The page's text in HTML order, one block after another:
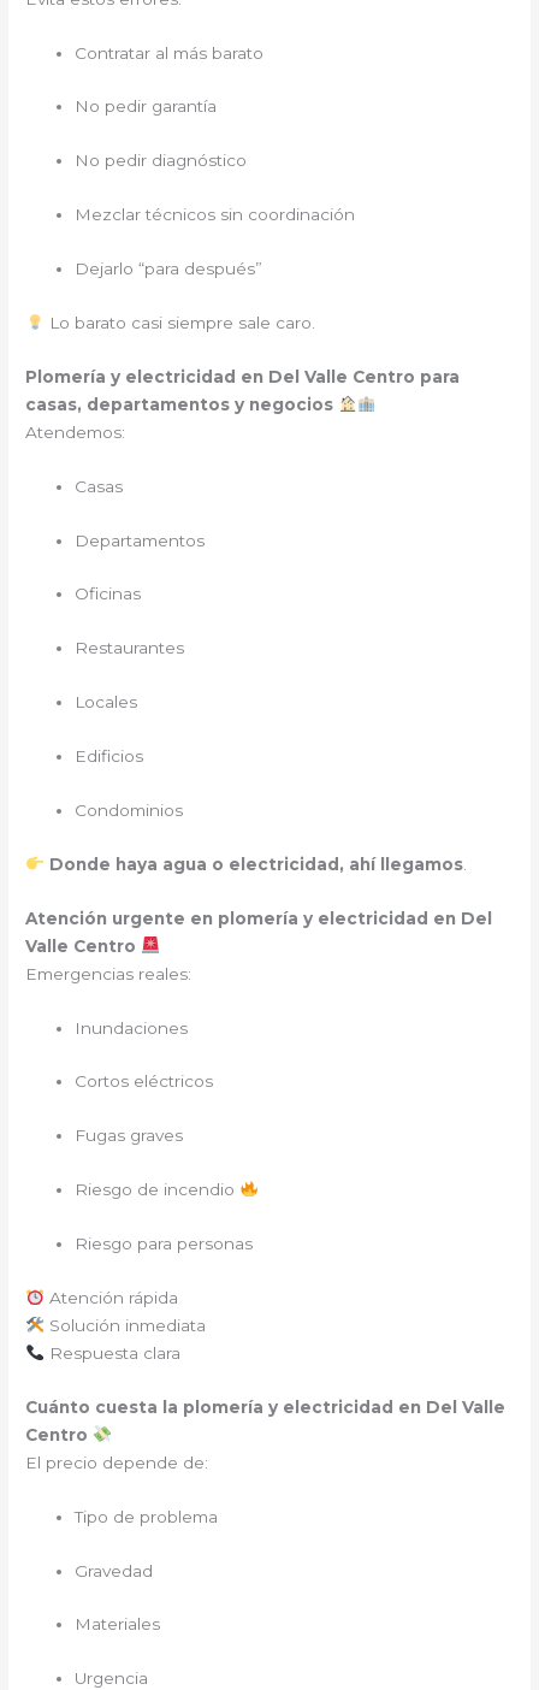
Contratar al más barato
No pedir garantía
No pedir diagnóstico
Mezclar técnicos sin coordinación
Dejarlo “para después”
Lo barato casi siempre sale caro.
Plomería y electricidad en Del Valle Centro para
casas, departamentos y negocios
Atendemos:
Casas
Departamentos
Oficinas
Restaurantes
Locales
Edificios
Condominios
Donde haya agua o electricidad, ahí llegamos.
Atención urgente en plomería y electricidad en Del
Valle Centro
Emergencias reales:
Inundaciones
Cortos eléctricos
Fugas graves
Riesgo de incendio
Riesgo para personas
Atención rápida
Solución inmediata
Respuesta clara
Cuánto cuesta la plomería y electricidad en Del Valle
Centro
El precio depende de:
Tipo de problema
Gravedad
Materiales
Urgencia